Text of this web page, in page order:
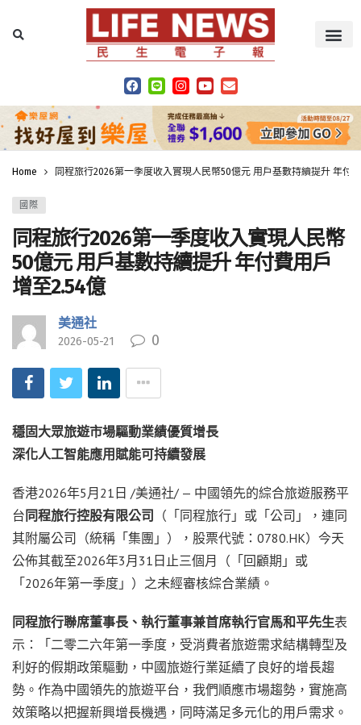
Home 同程旅行2026第一季度收入實現人民幣50億元 用戶基數持續提升 年付
國際
同程旅行2026第一季度收入實現人民幣
50億元 用戶基數持續提升 年付費用戶
增至2.54億
美通社
2026-05-21 0
穩固大眾旅遊市場驅動業績優質增長
深化人工智能應用賦能可持續發展
香港2026年5月21日 /美通社/ — 中國領先的綜合旅遊服務平
台同程旅行控股有限公司 （「同程旅行」或「公司」，連同
其附屬公司（統稱「集團」），股票代號：0780.HK）今天
公佈其截至2026年3月31日止三個月（「回顧期」或
「2026年第一季度」）之未經審核綜合業績。
同程旅行聯席董事長、執行董事兼首席執行官馬和平先生表
示：「二零二六年第一季度，受消費者旅遊需求結構轉型及
利好的假期政策驅動，中國旅遊行業延續了良好的增長趨
勢。作為中國領先的旅遊平台，我們順應市場趨勢，實施高
效策略以把握新興增長機遇，同時滿足多元化的用戶需求。